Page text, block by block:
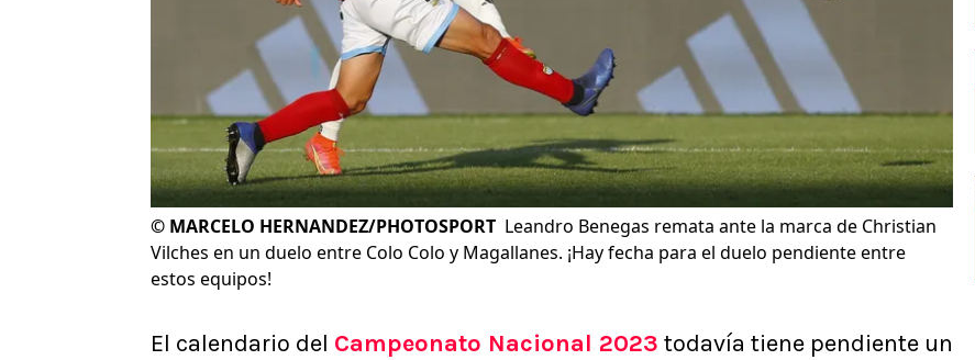
© MARCELO HERNANDEZ/PHOTOSPORT Leandro Benegas remata ante la marca de Christian
Vilches en un duelo entre Colo Colo y Magallanes. ¡Hay fecha para el duelo pendiente entre
estos equipos!
El calendario del Campeonato Nacional 2023 todavía tiene pendiente un